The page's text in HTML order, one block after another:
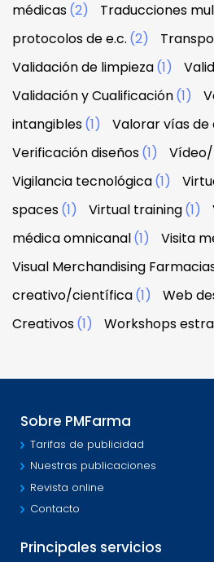
médicas(2)
Traducciones
protocolos de e.c. (2)
Validación de limpieza(1)
Validación y Cualificación(1)
intangibles(1) Valorar vías
Verificación diseños(1)
Vigilancia tecnológica(1)
spaces(1) Virtual training(1)
médica omnicanal(1) Visita
Visual Merchandising
creativo/científica(1) Web
Creativos(1) Workshops
Sobre PMFarma
Tarifas de publicidad
Nuestras publicaciones
Revista online
Contacto
Principales servicios